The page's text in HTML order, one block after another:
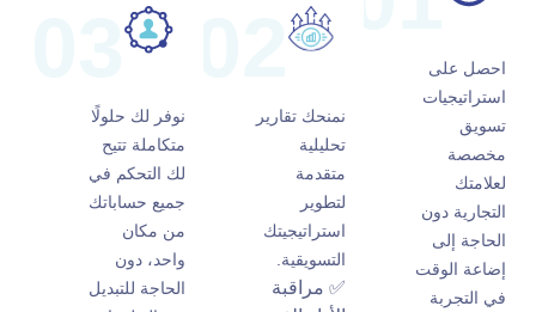
احصل على
استراتيجيات
تسويق
مخصصة
لعلامتك
التجارية دون
الحاجة إلى
إضاعة الوقت
في التجربة
نمنحك تقارير
تحليلية
متقدمة
لتطوير
استراتيجيتك
التسويقية.
✅ مراقبة
03
نوفر لك حلولًا
متكاملة تتيح
لك التحكم في
جميع حساباتك
من مكان
واحد، دون
الحاجة للتبديل